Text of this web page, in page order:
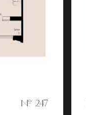
№ 247